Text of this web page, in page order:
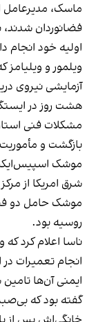
ماسک، مدیرعامل
فضانوردان شدند،
اولیه خود انجام
ویلمور و ویلیامز
آزمایشی نیروی
هشت روز در
مشکلات فنی
بازگشت و
شرق امریکا از
موشک حامل دو
روسیه بود.
ناسا اعلام کرد
انجام تعمیرات
ایمنی آن‌ها
گفته بود که